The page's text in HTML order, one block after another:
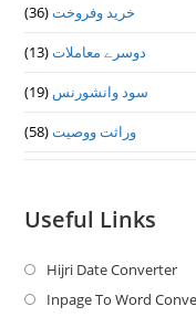
خرید وفروخت(36)
دوسرے معاملات(13)
سود وانشورنس (19)
وراثت ووصيت(58)
Useful Links
Hijri Date Converter
in
Inpage To Word